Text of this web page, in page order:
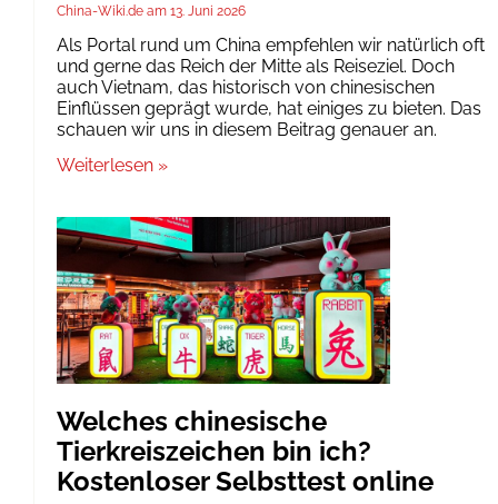
China-Wiki.de 13. Juni 2026
Als Portal rund um China empfehlen wir natürlich oft
und gerne das Reich der Mitte als Reiseziel. Doch
auch Vietnam, das historisch von chinesischen
Einflüssen geprägt wurde, hat einiges zu bieten. Das
schauen wir uns in diesem Beitrag genauer an.
Weiterlesen »
Welches chinesische
Tierkreiszeichen bin ich?
Kostenloser Selbsttest online